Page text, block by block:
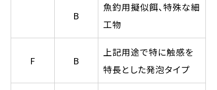
B
魚釣用擬似餌、特殊な細
工物
F B
上記用途で特に触感を
特長とした発泡タイプ